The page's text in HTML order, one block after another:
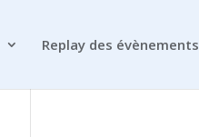
Replay des évènements